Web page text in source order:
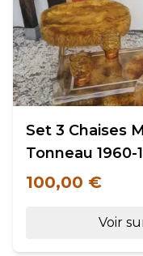
Set 3 Chaises
Tonneau 1960-
100,00 €
Voir